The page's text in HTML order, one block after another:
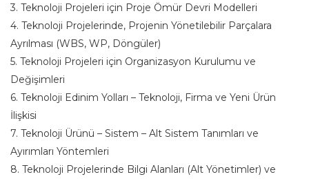
3. Teknoloji Projeleri için Proje Ömür Devri Modelleri
4. Teknoloji Projelerinde, Projenin Yönetilebilir Parçalara
Ayrılması (WBS, WP, Döngüler)
5. Teknoloji Projeleri için Organizasyon Kurulumu ve
Değişimleri
6. Teknoloji Edinim Yolları – Teknoloji, Firma ve Yeni Ürün
İlişkisi
7. Teknoloji Ürünü – Sistem – Alt Sistem Tanımları ve
Ayırımları Yöntemleri
8. Teknoloji Projelerinde Bilgi Alanları (Alt Yönetimler) ve